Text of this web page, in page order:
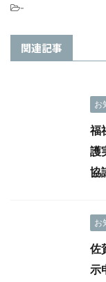
-
関連記事
お
福
護
協
お
佐
示